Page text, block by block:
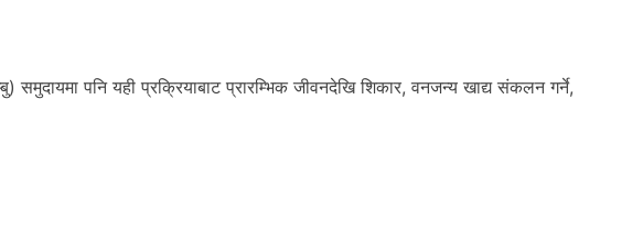
पनि यही प्रक्रियाबाट प्रारम्भिक जीवनदेखि शिकार, वनजन्य खाद्य संकलन गर्ने,